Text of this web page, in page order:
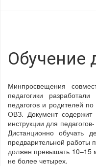
Обучение
Минпросвещения
педагогики
педагогов и родителей
ОВЗ. Документ содержит
инструкции для
Дистанционно обучать
предварительной работы
должен превышать 10–15
не более четырех.